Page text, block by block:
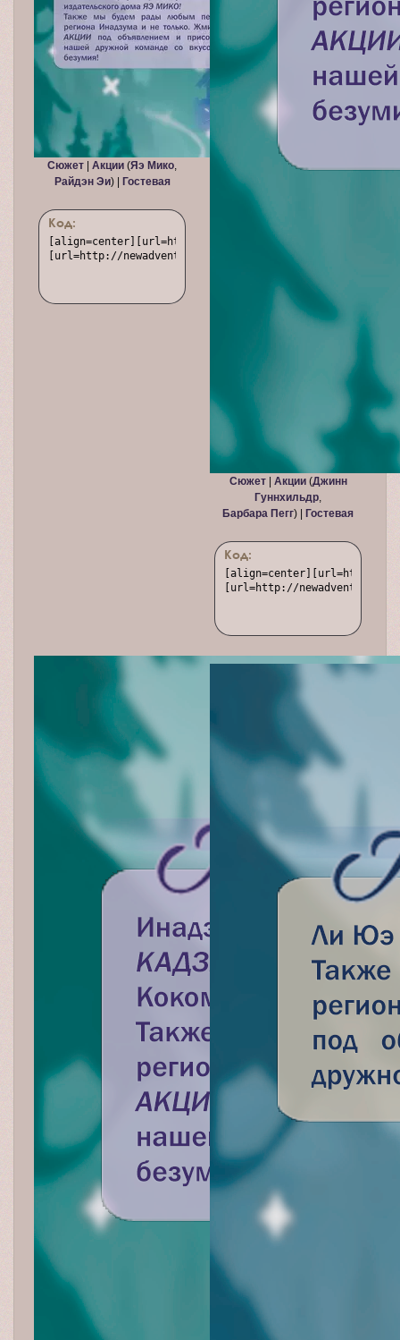
Сюжет Акции (Яэ Мико,
Райдэн Эи) | Гостевая
Код:
[align=center][url=http://newadventure.rusff.me/
[url=http://newadventure.rusff.me/
Сюжет| Акции(Джинн
Гуннхильдр,
Барбара Пегг) | Гостевая
Код:
[align=center][url=http://
[url=http://